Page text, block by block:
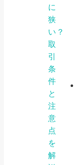
に
狭
い？
取
引
条
件
と
注
意
点
を
解